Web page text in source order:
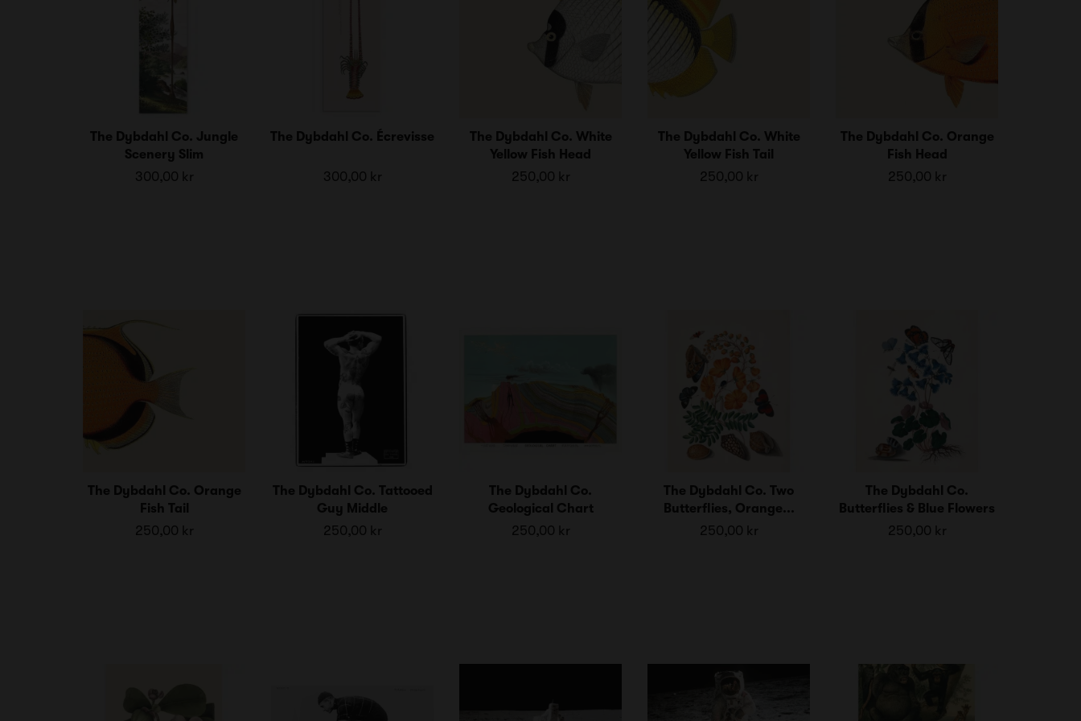
The Dybdahl Co. Jungle
Scenery Slim
300,00 kr
The Dybdahl Co. Écrevisse
300,00 kr
The Dybdahl Co. White
Yellow Fish Head
250,00 kr
The Dybdahl Co. White
Yellow Fish Tail
250,00 kr
The Dybdahl Co. Orange
Fish Head
250,00 kr
The Dybdahl Co. Orange
Fish Tail
250,00 kr
The Dybdahl Co. Tattooed
Guy Middle
250,00 kr
The Dybdahl Co.
Geological Chart
250,00 kr
The Dybdahl Co. Two
Butterflies, Orange...
250,00 kr
The Dybdahl Co.
Butterflies & Blue Flowers
250,00 kr